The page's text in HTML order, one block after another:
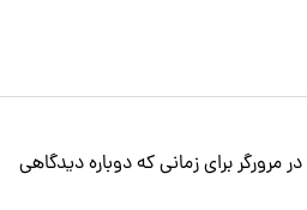
مرورگر برای زمانی که دوباره دیدگاهی